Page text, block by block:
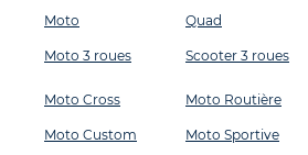
Moto
Moto 3 roues
Quad
Scooter 3 roues
Moto Cross
Moto Custom
Moto Routière
Moto Sportive